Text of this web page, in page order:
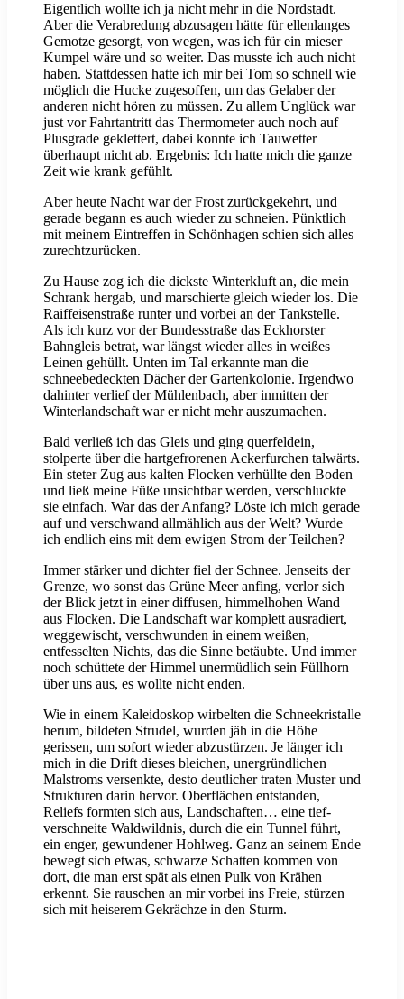
Eigentlich wollte ich ja nicht mehr in die Nordstadt.
Aber die Verabredung abzusagen hätte für ellenlanges
Gemotze gesorgt, von wegen, was ich für ein mieser
Kumpel wäre und so weiter. Das musste ich auch nicht
haben. Stattdessen hatte ich mir bei Tom so schnell wie
möglich die Hucke zugesoffen, um das Gelaber der
anderen nicht hören zu müssen. Zu allem Unglück war
just vor Fahrtantritt das Thermometer auch noch auf
Plusgrade geklettert, dabei konnte ich Tauwetter
überhaupt nicht ab. Ergebnis: Ich hatte mich die ganze
Zeit wie krank gefühlt.
Aber heute Nacht war der Frost zurückgekehrt, und
gerade begann es auch wieder zu schneien. Pünktlich
mit meinem Eintreffen in Schönhagen schien sich alles
zurechtzurücken.
Zu Hause zog ich die dickste Winterkluft an, die mein
Schrank hergab, und marschierte gleich wieder los. Die
Raiffeisenstraße runter und vorbei an der Tankstelle.
Als ich kurz vor der Bundesstraße das Eckhorster
Bahngleis betrat, war längst wieder alles in weißes
Leinen gehüllt. Unten im Tal erkannte man die
schneebedeckten Dächer der Gartenkolonie. Irgendwo
dahinter verlief der Mühlenbach, aber inmitten der
Winterlandschaft war er nicht mehr auszumachen.
Bald verließ ich das Gleis und ging querfeldein,
stolperte über die hartgefrorenen Ackerfurchen talwärts.
Ein steter Zug aus kalten Flocken verhüllte den Boden
und ließ meine Füße unsichtbar werden, verschluckte
sie einfach. War das der Anfang? Löste ich mich gerade
auf und verschwand allmählich aus der Welt? Wurde
ich endlich eins mit dem ewigen Strom der Teilchen?
Immer stärker und dichter fiel der Schnee. Jenseits der
Grenze, wo sonst das Grüne Meer anfing, verlor sich
der Blick jetzt in einer diffusen, himmelhohen Wand
aus Flocken. Die Landschaft war komplett ausradiert,
weggewischt, verschwunden in einem weißen,
entfesselten Nichts, das die Sinne betäubte. Und immer
noch schüttete der Himmel unermüdlich sein Füllhorn
über uns aus, es wollte nicht enden.
Wie in einem Kaleidoskop wirbelten die Schneekristalle
herum, bildeten Strudel, wurden jäh in die Höhe
gerissen, um sofort wieder abzustürzen. Je länger ich
mich in die Drift dieses bleichen, unergründlichen
Malstroms versenkte, desto deutlicher traten Muster und
Strukturen darin hervor. Oberflächen entstanden,
Reliefs formten sich aus, Landschaften… eine tief-
verschneite Waldwildnis, durch die ein Tunnel führt,
ein enger, gewundener Hohlweg. Ganz an seinem Ende
bewegt sich etwas, schwarze Schatten kommen von
dort, die man erst spät als einen Pulk von Krähen
erkennt. Sie rauschen an mir vorbei ins Freie, stürzen
sich mit heiserem Gekrächze in den Sturm.